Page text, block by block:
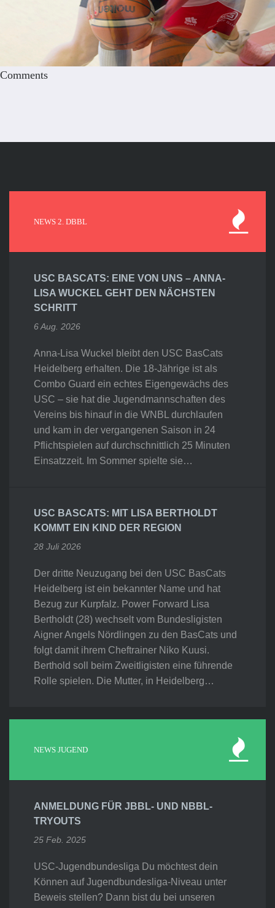
Comments
NEWS 2. DBBL
USC BASCATS: EINE VON UNS – ANNA-
LISA WUCKEL GEHT DEN NÄCHSTEN
SCHRITT
6 Aug. 2026
Anna-Lisa Wuckel bleibt den USC BasCats
Heidelberg erhalten. Die 18-Jährige ist als
Combo Guard ein echtes Eigengewächs des
USC – sie hat die Jugendmannschaften des
Vereins bis hinauf in die WNBL durchlaufen
und kam in der vergangenen Saison in 24
Pflichtspielen auf durchschnittlich 25 Minuten
Einsatzzeit. Im Sommer spielte sie…
USC BASCATS: MIT LISA BERTHOLDT
KOMMT EIN KIND DER REGION
28 Juli 2026
Der dritte Neuzugang bei den USC BasCats
Heidelberg ist ein bekannter Name und hat
Bezug zur Kurpfalz. Power Forward Lisa
Bertholdt (28) wechselt vom Bundesligisten
Aigner Angels Nördlingen zu den BasCats und
folgt damit ihrem Cheftrainer Niko Kuusi.
Berthold soll beim Zweitligisten eine führende
Rolle spielen. Die Mutter, in Heidelberg…
NEWS JUGEND
ANMELDUNG FÜR JBBL- UND NBBL-
TRYOUTS
25 Feb. 2025
USC-Jugendbundesliga Du möchtest dein
Können auf Jugendbundesliga-Niveau unter
Beweis stellen? Dann bist du bei unseren